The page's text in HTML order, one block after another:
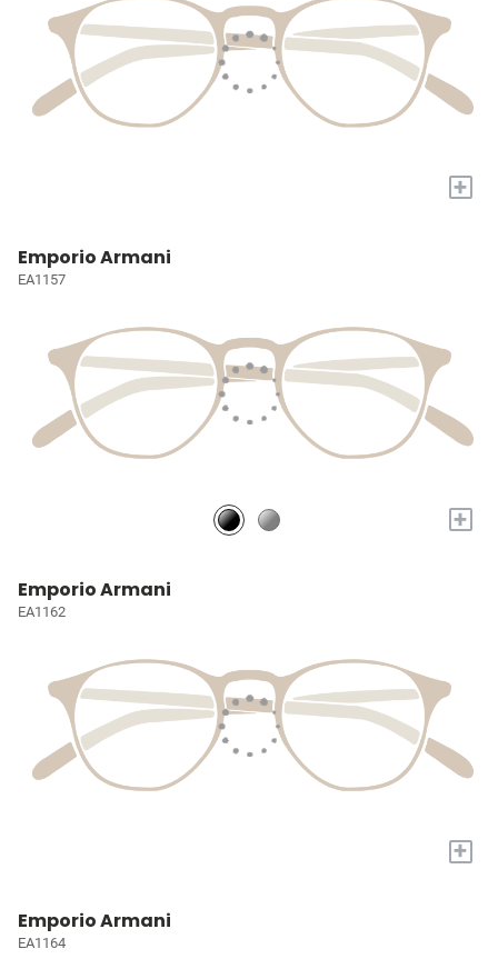
+
Emporio Armani
EA1157
+
Emporio Armani
EA1162
+
Emporio Armani
EA1164